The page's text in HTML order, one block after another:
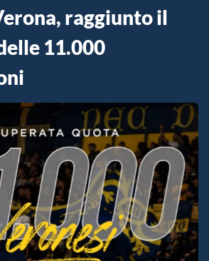
raggiunto il
11.000